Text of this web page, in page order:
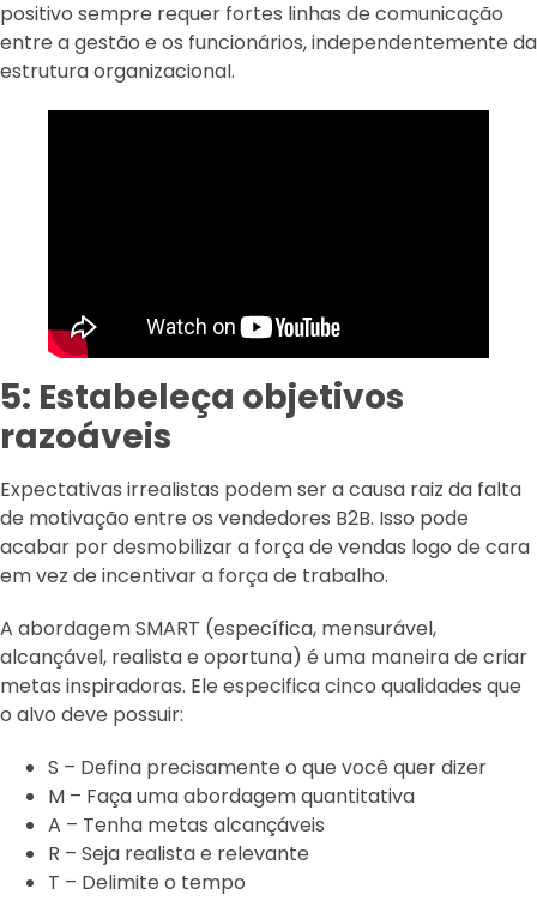
positivo sempre requer fortes linhas de comunicação
entre a gestão e os funcionários, independentemente da
estrutura organizacional.
5: Estabeleça objetivos
razoáveis
Expectativas irrealistas podem ser a causa raiz da falta
de motivação entre os vendedores B2B. Isso pode
acabar por desmobilizar a força de vendas logo de cara
em vez de incentivar a força de trabalho.
A abordagem SMART (específica, mensurável,
alcançável, realista e oportuna) é uma maneira de criar
metas inspiradoras. Ele especifica cinco qualidades que
o alvo deve possuir:
S – Defina precisamente o que você quer dizer
M – Faça uma abordagem quantitativa
A – Tenha metas alcançáveis
R – Seja realista e relevante
T – Delimite o tempo